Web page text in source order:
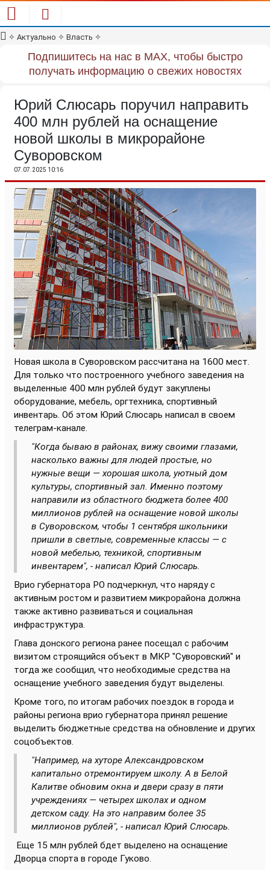
✧ Актуально ✧ Власть ✧
Подпишитесь на нас в MAX, чтобы быстро
получать информацию о свежих новостях
Юрий Слюсарь поручил направить
400 млн рублей на оснащение
новой школы в микрорайоне
Суворовском
07.07.2025 10:16
Новая школа в Суворовском рассчитана на 1600 мест.
Для только что построенного учебного заведения на
выделенные 400 млн рублей будут закуплены
оборудование, мебель, оргтехника, спортивный
инвентарь. Об этом Юрий Слюсарь написал в своем
телеграм-канале.
"Когда бываю в районах, вижу своими глазами,
насколько важны для людей простые, но
нужные вещи — хорошая школа, уютный дом
культуры, спортивный зал. Именно поэтому
направили из областного бюджета более 400
миллионов рублей на оснащение новой школы
в Суворовском, чтобы 1 сентября школьники
пришли в светлые, современные классы — с
новой мебелью, техникой, спортивным
инвентарем", - написал Юрий Слюсарь.
Врио губернатора РО подчеркнул, что наряду с
активным ростом и развитием микрорайона должна
также активно развиваться и социальная
инфраструктура.
Глава донского региона ранее посещал с рабочим
визитом строящийся объект в МКР "Суворовский" и
тогда же сообщил, что необходимые средства на
оснащение учебного заведения будут выделены.
Кроме того, по итогам рабочих поездок в города и
районы региона врио губернатора принял решение
выделить бюджетные средства на обновление и других
соцобъектов.
"Например, на хуторе Александровском
капитально отремонтируем школу. А в Белой
Калитве обновим окна и двери сразу в пяти
учреждениях — четырех школах и одном
детском саду. На это направим более 35
миллионов рублей", - написал Юрий Слюсарь.
Еще 15 млн рублей бдет выделено на оснащение
Дворца спорта в городе Гуково.